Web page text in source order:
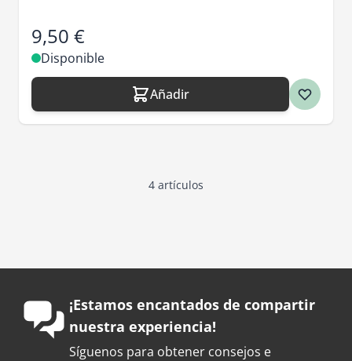
9,50 €
Disponible
Añadir
4 artículos
¡Estamos encantados de compartir
nuestra experiencia!
Síguenos para obtener consejos e